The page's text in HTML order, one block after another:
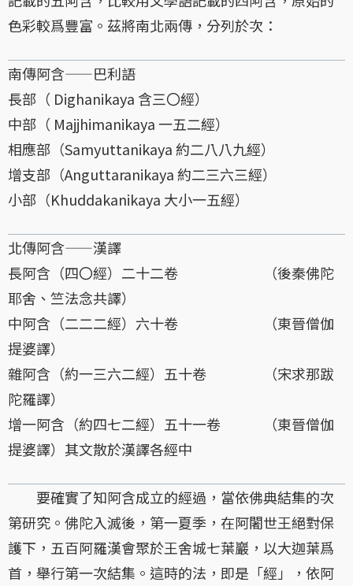
色彩較爲豐富。茲將南北兩傳，分列於次：
南傳阿含——巴利語
長部（ Dighanikaya 含三〇經）
中部（ Majjhimanikaya 一五二經）
相應部（Samyuttanikaya 約二八八九經）
增支部（Anguttaranikaya 約二三六三經）
小部（Khuddakanikaya 大小一五經）
北傳阿含——漢譯
長阿含（四〇經）二十二卷 （後秦佛陀
耶舍、竺法念共譯）
中阿含（二二二經）六十卷 （東晉僧伽
提婆譯）
雜阿含（約一三六二經）五十卷 （宋求那跋
陀羅譯）
增一阿含（約四七二經）五十一卷 （東晉僧伽
提婆譯）其文散於漢譯各經中
要確實了知阿含成立的經過，當依佛典結集的次
第研究。佛陀入滅後，第一夏季，在阿闍世王絕對保
護下，五百阿羅漢會聚於王舍城七葉巖，以大迦葉爲
首，舉行第一次結集。這時的法，即是「經」，依阿